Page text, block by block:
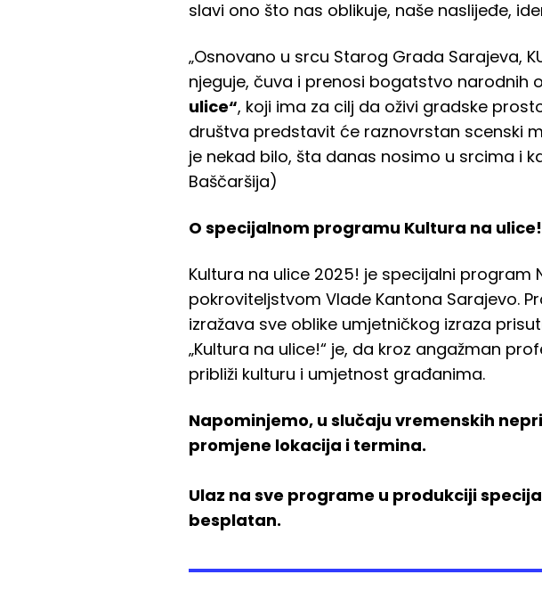
slavi ono što nas oblikuje, naše naslijeđe,
„Osnovano u srcu Starog Grada Sarajeva,
njeguje, čuva i prenosi bogatstvo narodnih
ulice“, koji ima za cilj da oživi gradske
društva predstavit će raznovrstan scenski
je nekad bilo, šta danas nosimo u srcima i
Baščaršija)
O specijalnom programu Kultura na ulice!
Kultura na ulice 2025! je specijalni
pokroviteljstvom Vlade Kantona Sarajevo.
izražava sve oblike umjetničkog izraza
„Kultura na ulice!“ je, da kroz angažman
približi kulturu i umjetnost građanima.
Napominjemo, u slučaju vremenskih
promjene lokacija i termina.
Ulaz na sve programe u produkciji
besplatan.